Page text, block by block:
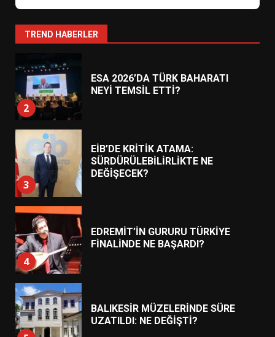
TREND HABERLER
2
ESA 2026’DA TÜRK BAHARATI
NEYİ TEMSİL ETTİ?
3
4
5